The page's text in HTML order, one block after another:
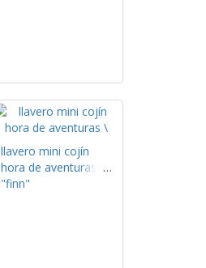
llavero mini cojín
hora de aventuras
"finn"